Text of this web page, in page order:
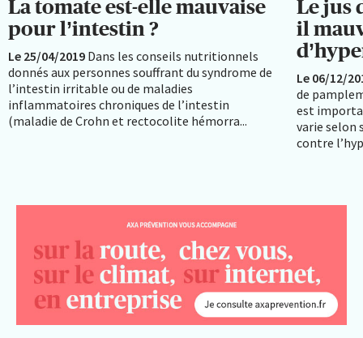
La tomate est-elle mauvaise
pour l’intestin ?
Le 25/04/2019 Dans les conseils nutritionnels
donnés aux personnes souffrant du syndrome de
l’intestin irritable ou de maladies
inflammatoires chroniques de l’intestin
(maladie de Crohn et rectocolite hémorra...
Le jus
il
Le 06/12/
de
est
varie selon
contre